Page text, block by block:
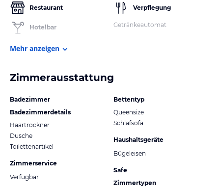
Restaurant
Hotelbar
Verpflegung
Getränkeautomat
Mehr anzeigen
Zimmerausstattung
Badezimmer
Badezimmerdetails
Haartrockner
Dusche
Toilettenartikel
Zimmerservice
Verfügbar
Bettentyp
Queensize
Schlafsofa
Haushaltsgeräte
Bügeleisen
Safe
Zimmertypen